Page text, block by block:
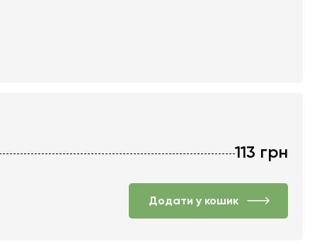
113 грн
Додати у кошик